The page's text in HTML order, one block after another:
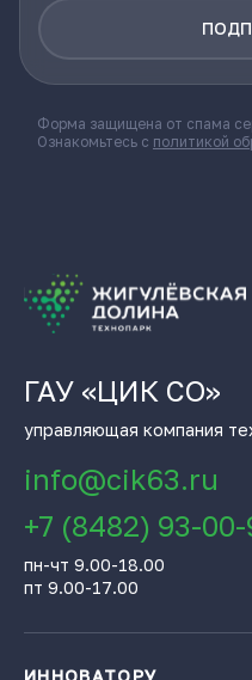
Форма защищена от спама
Ознакомьтесь с политикой
ГАУ «ЦИК СО»
управляющая компания
info@cik63.ru
+7 (8482) 93-00-
пн-чт 9.00-18.00
пт 9.00-17.00
ИННОВАТОРУ